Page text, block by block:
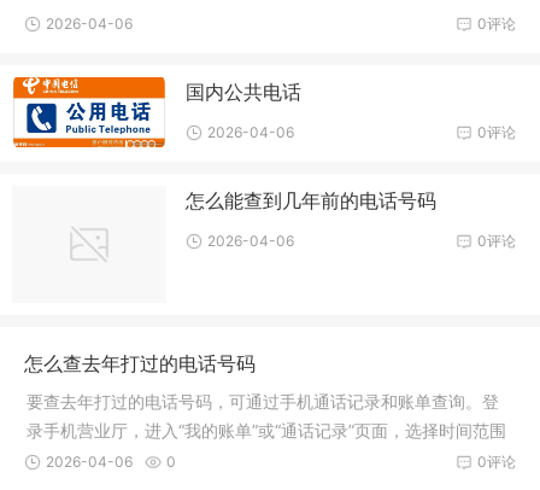
0评论
2026-04-06
国内公共电话
0评论
2026-04-06
怎么能查到几年前的电话号码
0评论
2026-04-06
怎么查去年打过的电话号码
要查去年打过的电话号码，可通过手机通话记录和账单查询。登
录手机营业厅，进入“我的账单”或“通话记录”页面，选择时间范围
为去年，即可查看并获取电话号码信息。
0评论
2026-04-06 0